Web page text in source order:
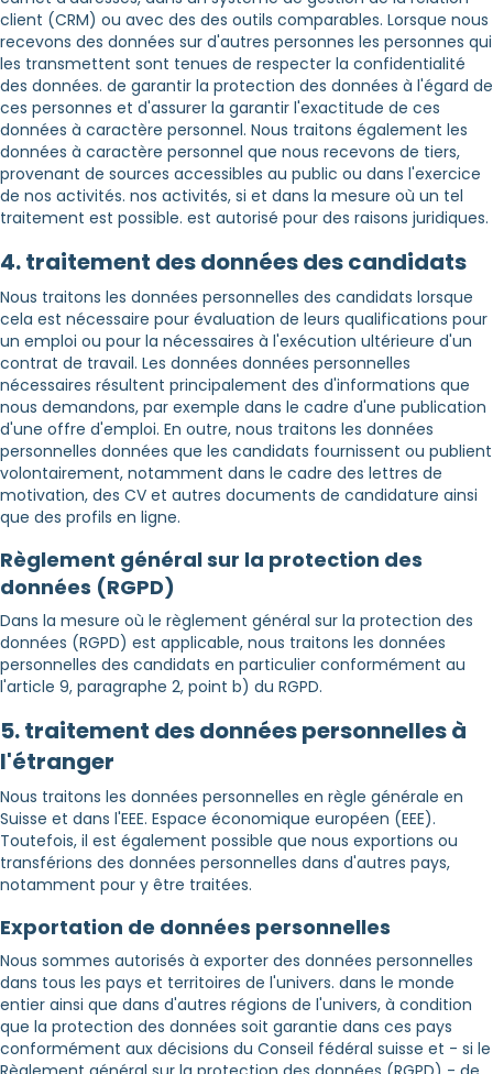
client (CRM) ou avec des des outils comparables. Lorsque nous
recevons des données sur d'autres personnes les personnes qui
les transmettent sont tenues de respecter la confidentialité
des données. de garantir la protection des données à l'égard de
ces personnes et d'assurer la garantir l'exactitude de ces
données à caractère personnel. Nous traitons également les
données à caractère personnel que nous recevons de tiers,
provenant de sources accessibles au public ou dans l'exercice
de nos activités. nos activités, si et dans la mesure où un tel
traitement est possible. est autorisé pour des raisons juridiques.
4. traitement des données des candidats
Nous traitons les données personnelles des candidats lorsque
cela est nécessaire pour évaluation de leurs qualifications pour
un emploi ou pour la nécessaires à l'exécution ultérieure d'un
contrat de travail. Les données données personnelles
nécessaires résultent principalement des d'informations que
nous demandons, par exemple dans le cadre d'une publication
d'une offre d'emploi. En outre, nous traitons les données
personnelles données que les candidats fournissent ou publient
volontairement, notamment dans le cadre des lettres de
motivation, des CV et autres documents de candidature ainsi
que des profils en ligne.
Règlement général sur la protection des
données (RGPD)
Dans la mesure où le règlement général sur la protection des
données (RGPD) est applicable, nous traitons les données
personnelles des candidats en particulier conformément au
l'article 9, paragraphe 2, point b) du RGPD.
5. traitement des données personnelles à
l'étranger
Nous traitons les données personnelles en règle générale en
Suisse et dans l'EEE. Espace économique européen (EEE).
Toutefois, il est également possible que nous exportions ou
transférions des données personnelles dans d'autres pays,
notamment pour y être traitées.
Exportation de données personnelles
Nous sommes autorisés à exporter des données personnelles
dans tous les pays et territoires de l'univers. dans le monde
entier ainsi que dans d'autres régions de l'univers, à condition
que la protection des données soit garantie dans ces pays
conformément aux décisions du Conseil fédéral suisse et - si le